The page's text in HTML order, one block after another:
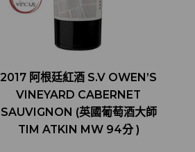
2017 阿根廷紅酒 S.V OWEN’S
VINEYARD CABERNET
SAUVIGNON (英國葡萄酒大師
TIM ATKIN MW 94分 )